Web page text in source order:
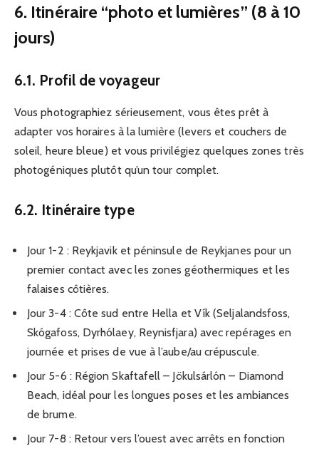
6. Itinéraire “photo et lumières” (8 à 10
jours)
6.1. Profil de voyageur
Vous photographiez sérieusement, vous êtes prêt à
adapter vos horaires à la lumière (levers et couchers de
soleil, heure bleue) et vous privilégiez quelques zones très
photogéniques plutôt qu’un tour complet.
6.2. Itinéraire type
Jour 1-2 : Reykjavik et péninsule de Reykjanes pour un
premier contact avec les zones géothermiques et les
falaises côtières.
Jour 3-4 : Côte sud entre Hella et Vík (Seljalandsfoss,
Skógafoss, Dyrhólaey, Reynisfjara) avec repérages en
journée et prises de vue à l’aube/au crépuscule.
Jour 5-6 : Région Skaftafell – Jökulsárlón – Diamond
Beach, idéal pour les longues poses et les ambiances
de brume.
Jour 7-8 : Retour vers l’ouest avec arrêts en fonction